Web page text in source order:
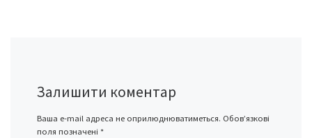
Залишити коментар
Ваша e-mail адреса не оприлюднюватиметься. Обов’язкові
поля позначені *